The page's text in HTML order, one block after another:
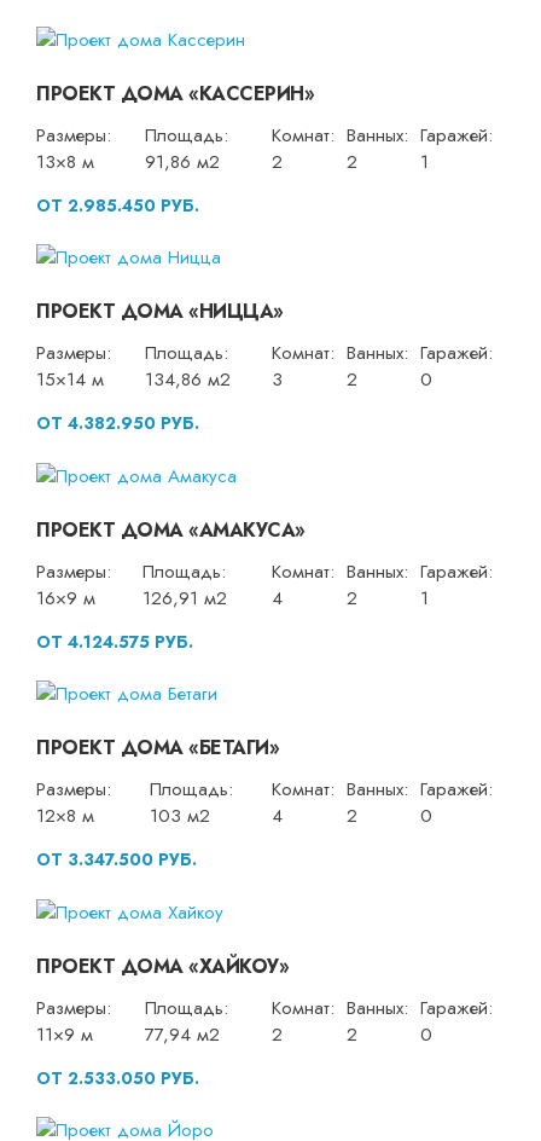
ПРОЕКТ ДОМА «КАССЕРИН»
Размеры:
13×8 м
Площадь:
91,86 м2
Комнат:
2
Ванных:
2
Гаражей:
1
ОТ 2.985.450 РУБ.
ПРОЕКТ ДОМА «НИЦЦА»
Размеры:
15×14 м
Площадь:
134,86 м2
Комнат:
3
Ванных:
2
Гаражей:
0
ОТ 4.382.950 РУБ.
ПРОЕКТ ДОМА «АМАКУСА»
Размеры:
16×9 м
Площадь:
126,91 м2
Комнат:
4
Ванных:
2
Гаражей:
1
ОТ 4.124.575 РУБ.
ПРОЕКТ ДОМА «БЕТАГИ»
Размеры:
12×8 м
Площадь:
103 м2
Комнат:
4
Ванных:
2
Гаражей:
0
ОТ 3.347.500 РУБ.
ПРОЕКТ ДОМА «ХАЙКОУ»
Размеры:
11×9 м
Площадь:
77,94 м2
Комнат:
2
Ванных:
2
Гаражей:
0
ОТ 2.533.050 РУБ.